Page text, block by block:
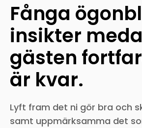
Fånga
insikter
gästen
är kvar.
Lyft fram det ni gör bra och
samt uppmärksamma det